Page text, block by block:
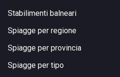
Stabilimenti balneari
Spiagge per regione
Spiagge per provincia
Spiagge per tipo